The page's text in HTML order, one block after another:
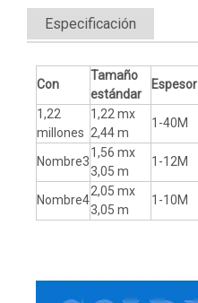
Especificación
Con
Tamaño
estándar
Espesor
1,22
millones
1,22 mx
2,44 m
1-40M
Nombre3
1,56 mx
3,05 m
1-12M
Nombre4
2,05 mx
3,05 m
1-10M